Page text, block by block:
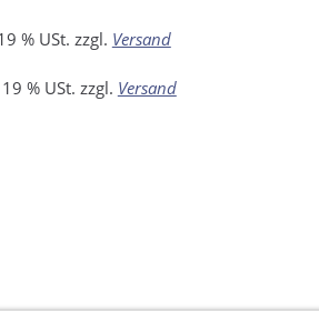
% USt. zzgl. Versand
% USt. zzgl. Versand